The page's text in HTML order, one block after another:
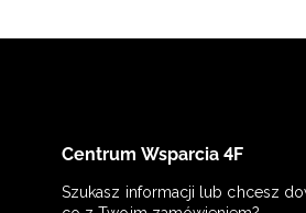
Centrum Wsparcia 4F
Szukasz informacji lub chcesz